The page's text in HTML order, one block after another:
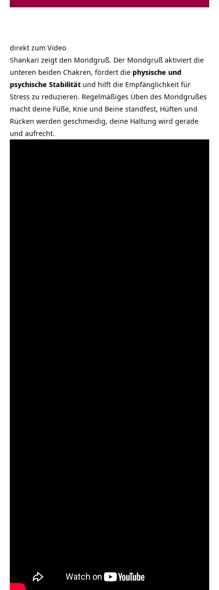
direkt zum Video
Shankari zeigt den Mondgruß. Der Mondgruß aktiviert die
unteren beiden Chakren, fördert die physische und
psychische Stabilität und hilft die Empfänglichkeit für
Stress zu reduzieren. Regelmäßiges Üben des Mondgrußes
macht deine Füße, Knie und Beine standfest, Hüften und
Rücken werden geschmeidig, deine Haltung wird gerade
und aufrecht.